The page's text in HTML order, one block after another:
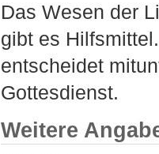
Das Wesen der
gibt es
entscheidet
Gottesdienst.
Weitere